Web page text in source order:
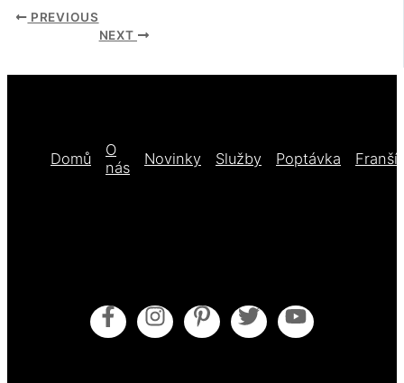
PREVIOUS
NEXT
Domů
O
nás
Novinky Služby Poptávka